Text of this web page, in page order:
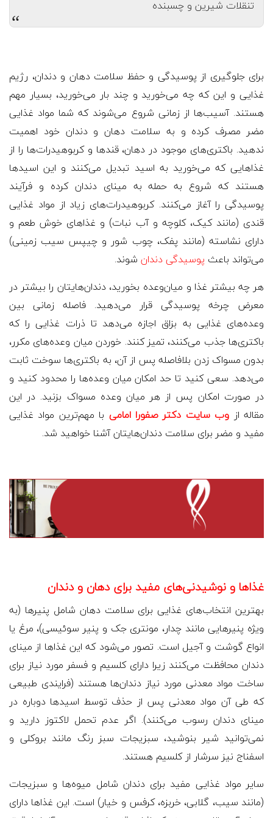
تنقلات شیرین و چسبنده
“
برای جلوگیری از پوسیدگی و حفظ سلامت دهان و دندان، رژیم
غذایی و این که چه می‌خورید و چند بار می‌خورید، بسیار مهم
هستند. آسیب‌ها از زمانی شروع می‌شوند که شما مواد غذایی
مضر مصرف کرده و به سلامت دهان و دندان خود اهمیت
ندهید. باکتری‌های موجود در دهان، قندها و کربوهیدرات‌ها را از
غذاهایی که می‌خورید به اسید تبدیل می‌کنند و این اسیدها
هستند که شروع به حمله به مینای دندان کرده و فرآیند
پوسیدگی را آغاز می‌کنند. کربوهیدرات‌های زیاد از مواد غذایی
قندی (مانند کیک، کلوچه و آب نبات) و غذاهای خوش طعم و
دارای نشاسته (مانند پفک، چوب شور و چیپس سیب زمینی)
می‌تواند باعث پوسیدگی دندان شوند.
هر چه بیشتر غذا و میان‌وعده بخورید، دندان‌هایتان را بیشتر در
معرض چرخه پوسیدگی قرار می‌دهید. فاصله زمانی بین
وعده‌های غذایی به بزاق اجازه می‌دهد تا ذرات غذایی را که
باکتری‌ها جذب می‌کنند، تمیز کنند. خوردن میان وعده‌های مکرر،
بدون مسواک زدن بلافاصله پس از آن، به باکتری‌ها سوخت ثابت
می‌دهد. سعی کنید تا حد امکان میان وعده‌ها را محدود کنید و
در صورت امکان پس از هر میان وعده مسواک بزنید. در این
مقاله از وب سایت دکتر صفورا امامی با مهم‌ترین مواد غذایی
مفید و مضر برای سلامت دندان‌هایتان آشنا خواهید شد.
غذاها و نوشیدنی‌های مفید برای دهان و دندان
بهترین انتخاب‌های غذایی برای سلامت دهان شامل پنیرها (به
ویژه پنیرهایی مانند چدار، مونتری جک و پنیر سوئیسی)، مرغ یا
انواع گوشت و آجیل است. تصور می‌شود که این غذاها از مینای
دندان محافظت می‌کنند زیرا دارای کلسیم و فسفر مورد نیاز برای
ساخت مواد معدنی مورد نیاز دندان‌ها هستند (فرایندی طبیعی
که طی آن مواد معدنی پس از حذف توسط اسیدها دوباره در
مینای دندان رسوب می‌کنند). اگر عدم تحمل لاکتوز دارید و
نمی‌توانید شیر بنوشید، سبزیجات سبز رنگ مانند بروکلی و
اسفناج نیز سرشار از کلسیم هستند.
سایر مواد غذایی مفید برای دندان شامل میوه‌ها و سبزیجات
(مانند سیب، گلابی، خربزه، کرفس و خیار) است. این غذاها دارای